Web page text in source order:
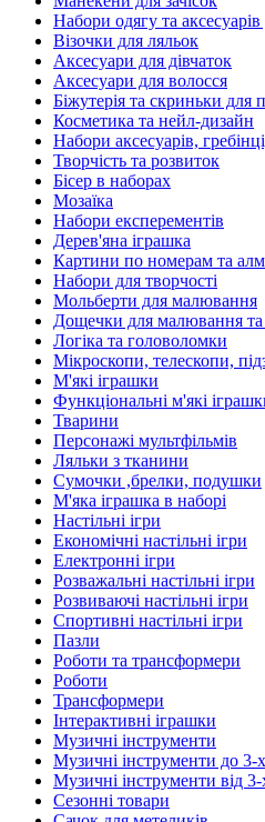
Набори одягу та
Візочки для ляльок
Аксесуари для дівчаток
Аксесуари для волосся
Біжутерія та скриньки для
Косметика та нейл-дизайн
Набори аксесуарів,
Творчість та розвиток
Бісер в наборах
Мозаїка
Набори експерементів
Дерев'яна іграшка
Картини по номерам та
Набори для творчості
Мольберти для малювання
Дощечки для малювання
Логіка та головоломки
Мікроскопи, телескопи,
М'які іграшки
Функціональні м'які
Тварини
Персонажі мультфільмів
Ляльки з тканини
Сумочки ,брелки, подушки
М'яка іграшка в наборі
Настільні ігри
Економічні настільні ігри
Електронні ігри
Розважальні настільні ігри
Розвиваючі настільні ігри
Спортивні настільні ігри
Пазли
Роботи та трансформери
Роботи
Трансформери
Інтерактивні іграшки
Музичні інструменти
Музичні інструменти до 3-
Музичні інструменти від 3-
Сезонні товари